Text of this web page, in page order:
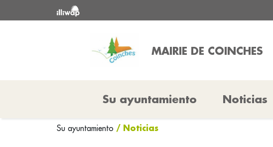
MAIRIE DE COINCHES
Su ayuntamiento Noticias
Su ayuntamiento / Noticias